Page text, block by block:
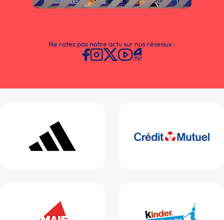
Ne ratez pas notre actu sur nos réseaux :